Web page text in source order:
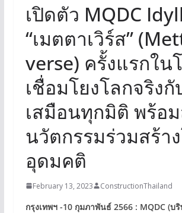
เปิดตัว MQDC
“เมตตาเวิร์ส”
verse) ครั้งแรกใน
เชื่อมโยงโลกจริงกั
เสมือนทุกมิติ พร้อ
นวัตกรรมร่วมสร้า
อุดมคติ
February 13, 2023 ConstructionThailand
กรุงเทพฯ -10 กุมภาพันธ์ 2566 : MQDC (บ